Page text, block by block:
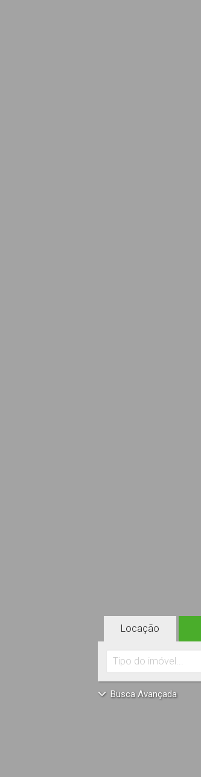
Locação
Tipo do imóvel...
Busca Avançada